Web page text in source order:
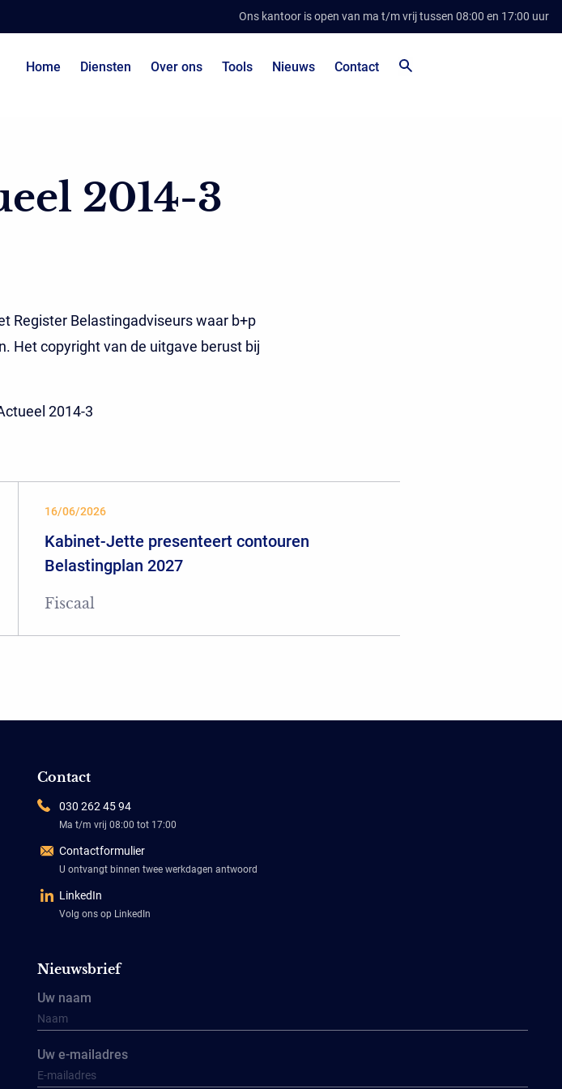
Ons kantoor is open van ma t/m vrij tussen 08:00 en 17:00 uur
Home Diensten Over ons Tools Nieuws Contact
2014-3
Register Belastingadviseurs waar b+p
Het copyright van de uitgave berust bij
2014-3
16/06/2026
Kabinet-Jette presenteert contouren
Belastingplan 2027
Fiscaal
Contact
030 262 45 94
Ma t/m vrij 08:00 tot 17:00
Contactformulier
U ontvangt binnen twee werkdagen antwoord
LinkedIn
Volg ons op LinkedIn
Nieuwsbrief
Uw naam
Uw e-mailadres